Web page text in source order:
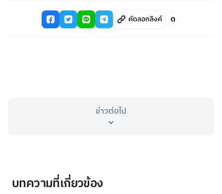
คัดลอกลิงค์
ข่าวต่อไป
บทความที่เกี่ยวข้อง